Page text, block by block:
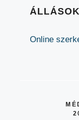
ÁLLÁSOK
Online